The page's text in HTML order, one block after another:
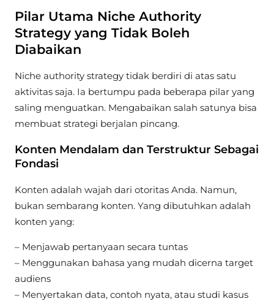
Pilar Utama Niche Authority
Strategy yang Tidak Boleh
Diabaikan
Niche authority strategy tidak berdiri di atas satu
aktivitas saja. Ia bertumpu pada beberapa pilar yang
saling menguatkan. Mengabaikan salah satunya bisa
membuat strategi berjalan pincang.
Konten Mendalam dan Terstruktur Sebagai
Fondasi
Konten adalah wajah dari otoritas Anda. Namun,
bukan sembarang konten. Yang dibutuhkan adalah
konten yang:
– Menjawab pertanyaan secara tuntas
– Menggunakan bahasa yang mudah dicerna target
audiens
– Menyertakan data, contoh nyata, atau studi kasus